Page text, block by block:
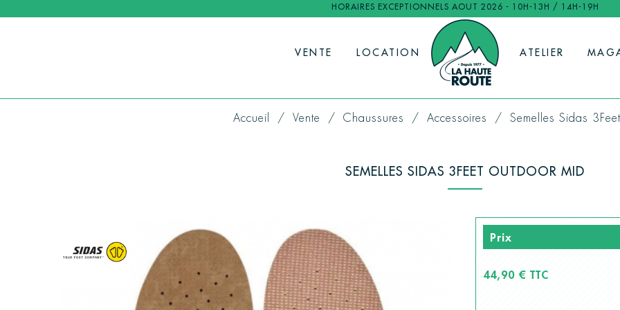
HORAIRES EXCEPTIONNELS AOUT 2026 - 10H-13H / 14H-19H
VENTE LOCATION ATELIER
Accueil Vente Chaussures Accessoires Semelles Sidas
SEMELLES SIDAS 3FEET OUTDOOR MID
Prix
44,90 € TTC